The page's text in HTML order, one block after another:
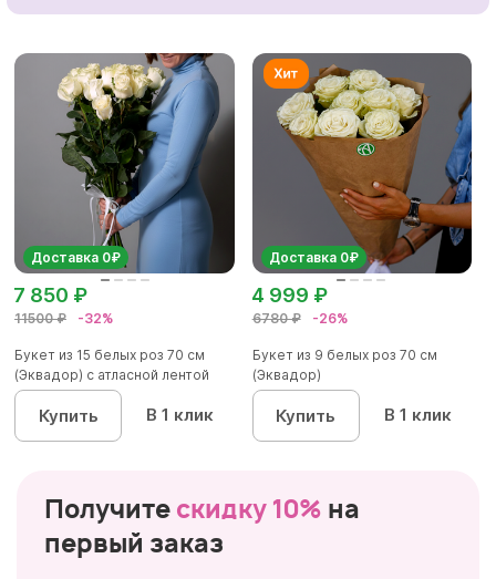
Доставка 0₽
11500 ₽ -32%
7 850 ₽
Букет из 15 белых роз 70 см
(Эквадор) с атласной лентой
Купить В 1 клик
Доставка 0₽
6780 ₽ -26%
4 999 ₽
Букет из 9 белых роз 70 см
(Эквадор)
Купить В 1 клик
Получите скидку 10% на
первый заказ